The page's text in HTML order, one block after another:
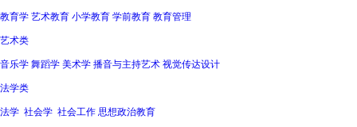
教育学 艺术教育 小学教育 学前教育 教育管理
艺术类
音乐学 舞蹈学 美术学 播音与主持艺术 视觉传达设计
法学类
法学 社会学 社会工作 思想政治教育